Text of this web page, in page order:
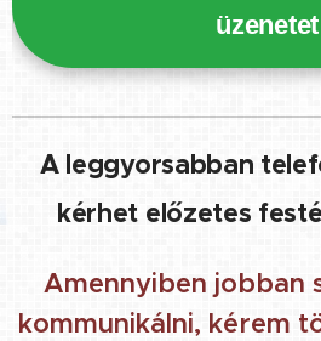
A leggyorsabban
kérhet előzetes
Amennyiben jobban
kommunikálni, kérem